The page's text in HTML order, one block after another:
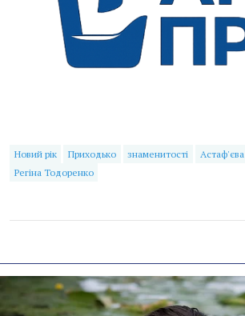
Новий рік Приходько знаменитості Астаф'єва
Регіна Тодоренко